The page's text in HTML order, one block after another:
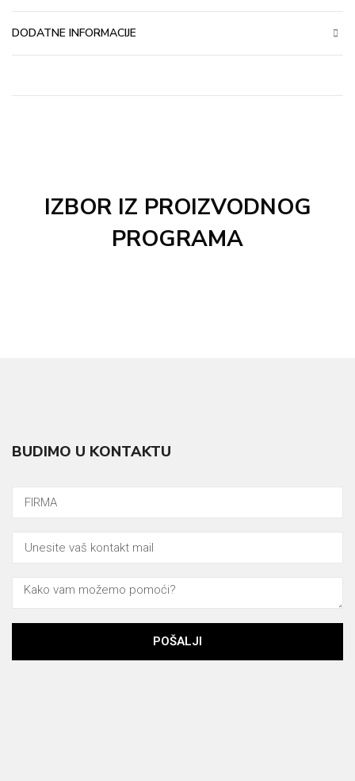
DODATNE INFORMACIJE
IZBOR IZ PROIZVODNOG
PROGRAMA
BUDIMO U KONTAKTU
POŠALJI